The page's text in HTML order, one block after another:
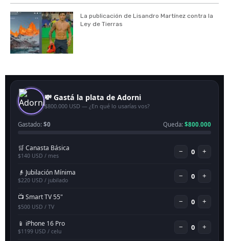
La publicación de Lisandro Martínez contra la
Ley de Tierras